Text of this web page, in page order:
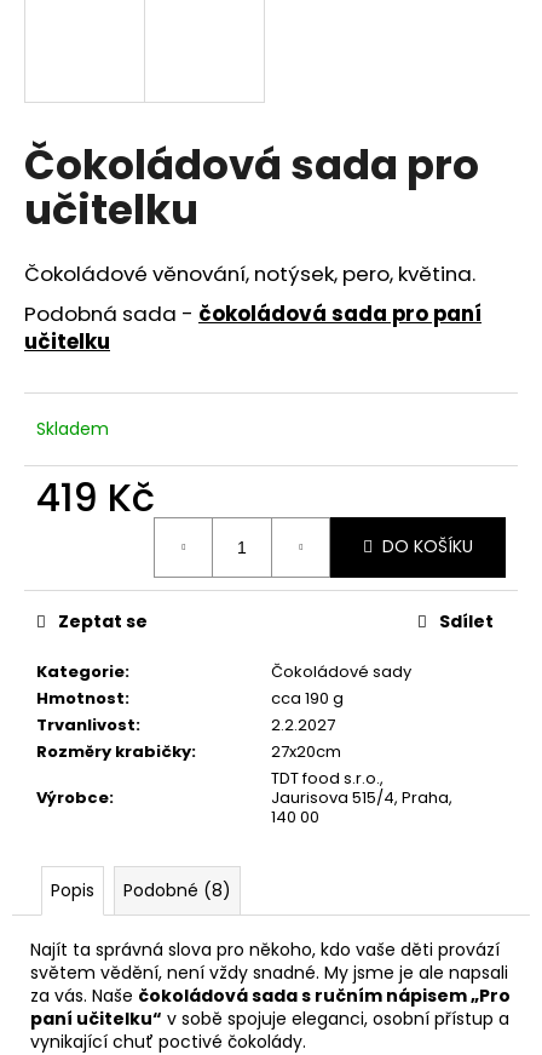
Čokoládová sada pro
učitelku
Čokoládové věnování, notýsek, pero, květina.
Podobná sada - čokoládová sada pro paní
učitelku
Skladem
419 Kč
DO KOŠÍKU
Kategorie:
Čokoládové sady
Hmotnost:
cca 190 g
Trvanlivost:
2.2.2027
Rozměry krabičky:
27x20cm
Výrobce:
TDT food s.r.o.,
Jaurisova 515/4, Praha,
140 00
Zeptat se Sdílet
Popis Podobné (8)
Najít ta správná slova pro někoho, kdo vaše děti provází
světem vědění, není vždy snadné. My jsme je ale napsali
za vás. Naše čokoládová sada s ručním nápisem „Pro
paní učitelku“ v sobě spojuje eleganci, osobní přístup a
vynikající chuť poctivé čokolády.
í
?
HLEDAT
D
p
o
j
e
e